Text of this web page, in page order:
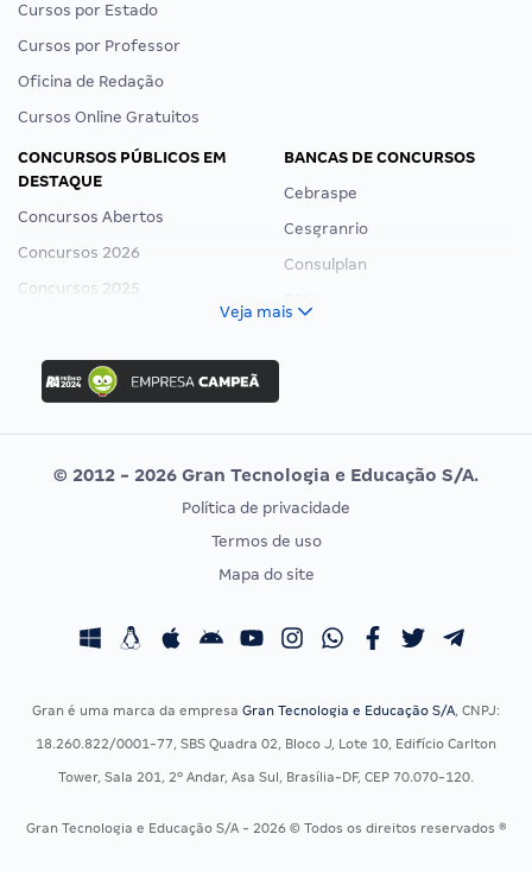
Cursos por Estado
Cursos por Professor
Oficina de Redação
Cursos Online Gratuitos
CONCURSOS PÚBLICOS EM
DESTAQUE
Concursos Abertos
Concursos 2026
Concursos 2025
Concurso Ibama
Concurso MPU
Editais publicados
BANCAS DE CONCURSOS
Cebraspe
Cesgranrio
Consulplan
Vunesp
CONCURSOS POR PROFISSÃO
Concursos Fiscais
Concursos Saúde
Residência Multiprofissional
EXAME DE ORDEM
Calendário OAB
Veja mais
© 2012 - 2026 Gran Tecnologia e Educação S/A.
Política de privacidade
Termos de uso
Mapa do site
Gran é uma marca da empresa Gran Tecnologia e Educação S/A, CNPJ:
18.260.822/0001-77, SBS Quadra 02, Bloco J, Lote 10, Edifício Carlton
Tower, Sala 201, 2º Andar, Asa Sul, Brasília-DF, CEP 70.070-120.
Gran Tecnologia e Educação S/A - 2026 © Todos os direitos reservados ®